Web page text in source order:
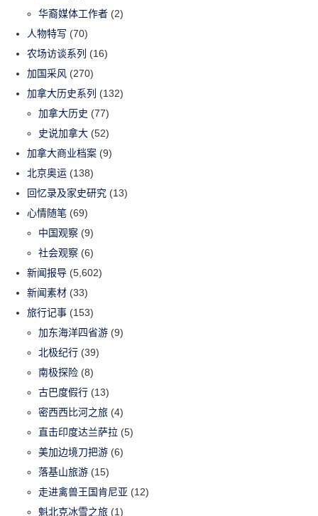
华裔媒体工作者 (2)
人物特写 (70)
农场访谈系列 (16)
加国采风 (270)
加拿大历史系列 (132)
加拿大历史 (77)
史说加拿大 (52)
加拿大商业档案 (9)
北京奥运 (138)
回忆录及家史研究 (13)
心情随笔 (69)
中国观察 (9)
社会观察 (6)
新闻报导 (5,602)
新闻素材 (33)
旅行记事 (153)
加东海洋四省游 (9)
北极纪行 (39)
南极探险 (8)
古巴度假行 (13)
密西西比河之旅 (4)
直击印度达兰萨拉 (5)
美加边境刀把游 (6)
落基山旅游 (15)
走进禽兽王国肯尼亚 (12)
魁北克冰雪之旅 (1)